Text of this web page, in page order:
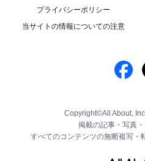
プライバシーポリシー
当サイトの情報についての注意
Copyright©All About,
掲載の記事・写真・
すべてのコンテンツの無断複写・